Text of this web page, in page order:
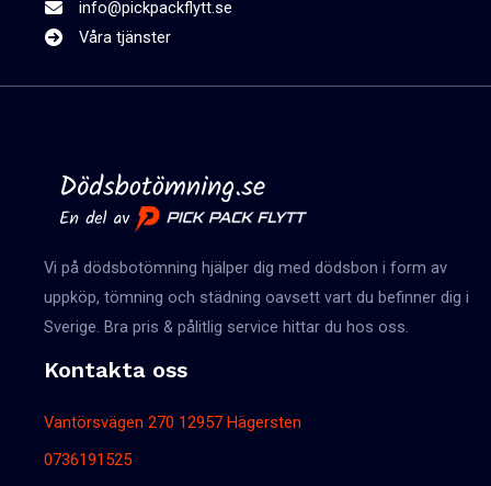
info@pickpackflytt.se
Våra tjänster
Vi på dödsbotömning hjälper dig med dödsbon i form av
uppköp, tömning och städning oavsett vart du befinner dig i
Sverige. Bra pris & pålitlig service hittar du hos oss.
Kontakta oss
Vantörsvägen 270 12957 Hägersten
0736191525